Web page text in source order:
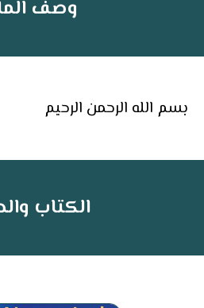
وصف
بسم الله الرحمن الرحيم
الكتاب